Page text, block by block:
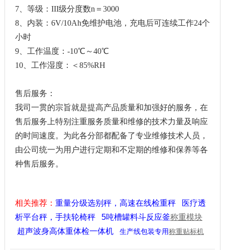
7、等级：III级分度数n＝3000
8、内装：6V/10Ah免维护电池，充电后可连续工作24个
小时
9、工作温度：-10℃～40℃
10、工作湿度：＜85%RH
售后服务：
我司一贯的宗旨就是提高产品质量和加强好的服务，在
售后服务上特别注重服务质量和维修的技术力量及响应
的时间速度。为此各分部都配备了专业维修技术人员，
由公司统一为用户进行定期和不定期的维修和保养等各
种售后服务。
相关推荐： 重量分级选别秤，高速在线检重秤
医疗透
析平台秤，手扶轮椅秤
5吨槽罐料斗反应釜称重模块
超声波身高体重体检一体机
生产线包装专用称重贴标机